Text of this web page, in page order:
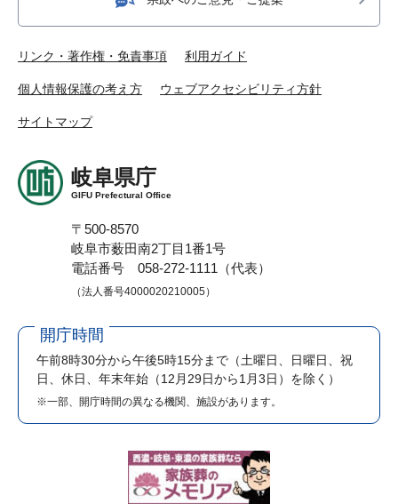
リンク・著作権・免責事項 利用ガイド
個人情報保護の考え方 ウェブアクセシビリティ方針
サイトマップ
岐阜県庁
GIFU Prefectural Office
〒500-8570
岐阜市薮田南2丁目1番1号
電話番号 058-272-1111（代表）
（法人番号4000020210005）
開庁時間
午前8時30分から午後5時15分まで （土曜日、日曜日、祝
日、休日、年末年始（12月29日から1月3日）を除く）
※一部、開庁時間の異なる機関、施設があります。